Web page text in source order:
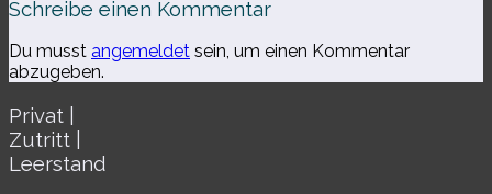
Schreibe einen Kommentar
Du musst angemeldet sein, um einen Kommentar
abzugeben.
Privat |
Zutritt |
Leerstand